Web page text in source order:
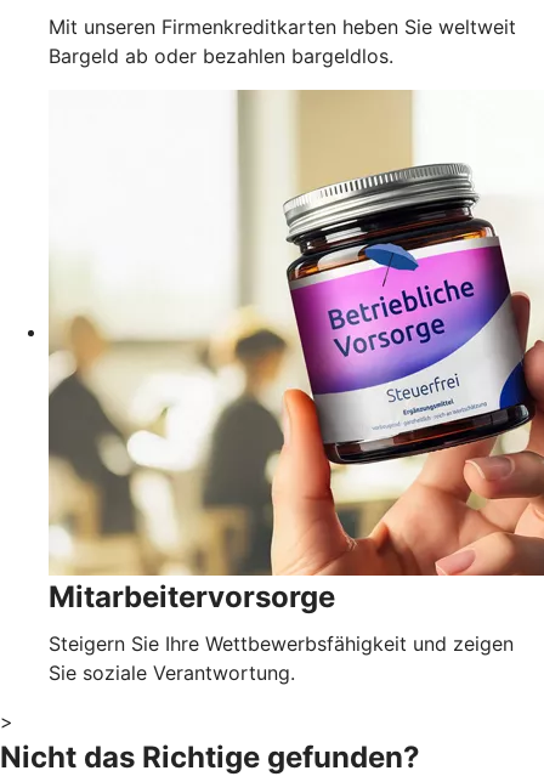
Mit unseren Firmenkreditkarten heben Sie weltweit
Bargeld ab oder bezahlen bargeldlos.
Mitarbeitervorsorge
Steigern Sie Ihre Wettbewerbsfähigkeit und zeigen
Sie soziale Verantwortung.
>
Nicht das Richtige gefunden?